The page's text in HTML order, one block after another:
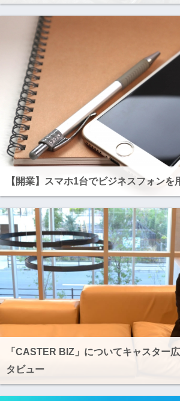
【開業】スマホ1台でビジネスフォンを
「CASTER BIZ」についてキャスター
タビュー